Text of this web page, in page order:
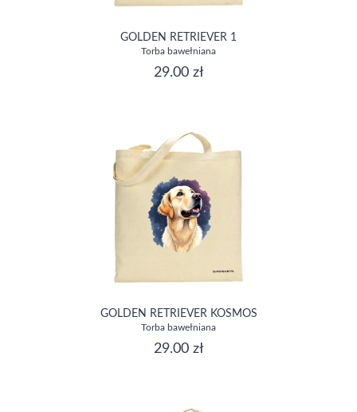
GOLDEN RETRIEVER 1
Torba bawełniana
29.00 zł
GOLDEN RETRIEVER KOSMOS
Torba bawełniana
29.00 zł